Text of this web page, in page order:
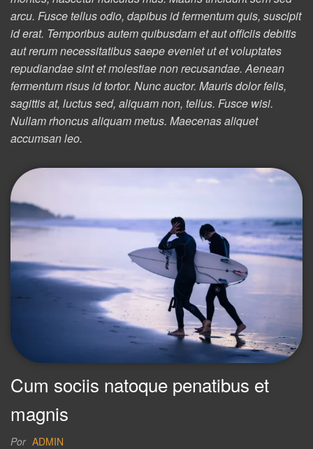
arcu. Fusce tellus odio, dapibus id fermentum quis, suscipit
id erat. Temporibus autem quibusdam et aut officiis debitis
aut rerum necessitatibus saepe eveniet ut et voluptates
repudiandae sint et molestiae non recusandae. Aenean
fermentum risus id tortor. Nunc auctor. Mauris dolor felis,
sagittis at, luctus sed, aliquam non, tellus. Fusce wisi.
Nullam rhoncus aliquam metus. Maecenas aliquet
accumsan leo.
Cum sociis natoque penatibus et
magnis
Por ADMIN